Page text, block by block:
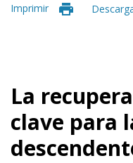
Imprimir
La
clave para